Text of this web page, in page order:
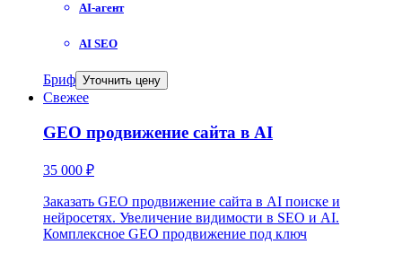
AI-агент
AI SEO
Бриф Уточнить цену
Свежее
GEO продвижение сайта в AI
35 000 ₽
Заказать GEO продвижение сайта в AI поиске и
нейросетях. Увеличение видимости в SEO и AI.
Комплексное GEO продвижение под ключ